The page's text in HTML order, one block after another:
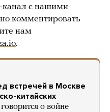
с нашими
комментировать
нам
.
встречей в Москве
китайских
о войне